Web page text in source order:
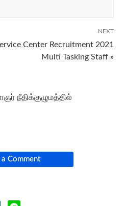
NEXT
Center Recruitment 2021
Multi Tasking Staff »
நீதிக்குழுமத்தில்
a Comment